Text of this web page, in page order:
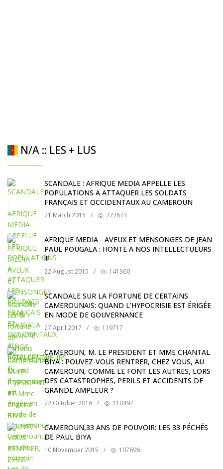
N/A :: LES + LUS
SCANDALE : AFRIQUE MEDIA APPELLE LES
POPULATIONS A ATTAQUER LES SOLDATS
FRANÇAIS ET OCCIDENTAUX AU CAMEROUN
21 March 2015 / 222673
AFRIQUE MEDIA - AVEUX ET MENSONGES DE JEAN
PAUL POUGALA : HONTE A NOS INTELLECTUEURS
!!!
22 August 2015 / 141360
SCANDALE SUR LA FORTUNE DE CERTAINS
CAMEROUNAIS: QUAND L’HYPOCRISIE EST ÉRIGÉE
EN MODE DE GOUVERNANCE
27 April 2017 / 119717
CAMEROUN, M. LE PRESIDENT ET MME CHANTAL
BIYA : POUVEZ-VOUS RENTRER, CHEZ VOUS, AU
CAMEROUN, COMME LE FONT LES AUTRES, LORS
DES CATASTROPHES, PERILS ET ACCIDENTS DE
GRANDE AMPLEUR ?
22 October 2016 / 110497
CAMEROUN,33 ANS DE POUVOIR: LES 33 PÉCHÉS
DE PAUL BIYA
10 November 2015 / 107696